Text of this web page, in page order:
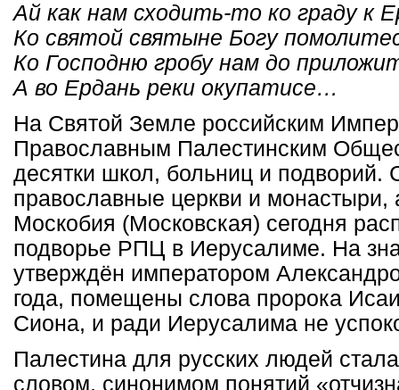
Ай как нам сходить-то ко граду к
Ко святой святыне Богу
Ко Господню гробу нам до
А во Ердань реки окупатисе…
На Святой Земле российским
Православным Палестинским
десятки школ, больниц и подворий.
православные церкви и
Москобия (Московская) сегодня
подворье РПЦ в Иерусалиме. На
утверждён императором
года, помещены слова пророка
Сиона, и ради Иерусалима не
Палестина для русских людей
словом, синонимом понятий